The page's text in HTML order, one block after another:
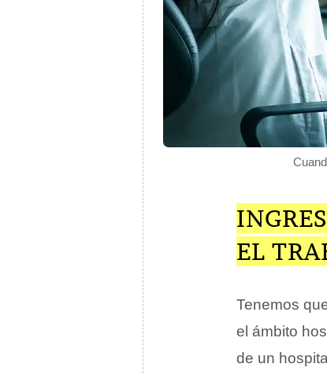
EL
Tenemos
el ámbito
de un